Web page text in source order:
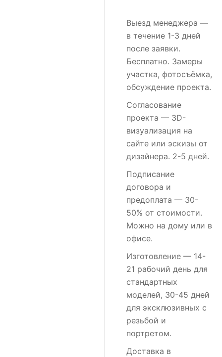
Выезд менеджера —
в течение 1-3 дней
после заявки.
Бесплатно. Замеры
участка, фотосъёмка,
обсуждение проекта.
Согласование
проекта — 3D-
визуализация на
сайте или эскизы от
дизайнера. 2-5 дней.
Подписание
договора и
предоплата — 30-
50% от стоимости.
Можно на дому или в
офисе.
Изготовление — 14-
21 рабочий день для
стандартных
моделей, 30-45 дней
для эксклюзивных с
резьбой и
портретом.
Доставка в